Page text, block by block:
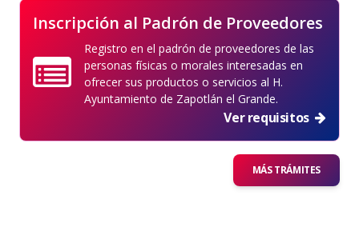
Inscripción al Padrón de Proveedores
Registro en el padrón de proveedores de las
personas físicas o morales interesadas en
ofrecer sus productos o servicios al H.
Ayuntamiento de Zapotlán el Grande.
Ver requisitos
MÁS TRÁMITES